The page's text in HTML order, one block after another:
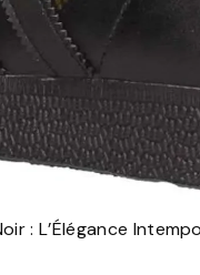
: L’Élégance